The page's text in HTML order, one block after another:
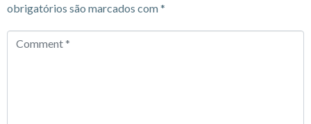
obrigatórios são marcados com*
Comment